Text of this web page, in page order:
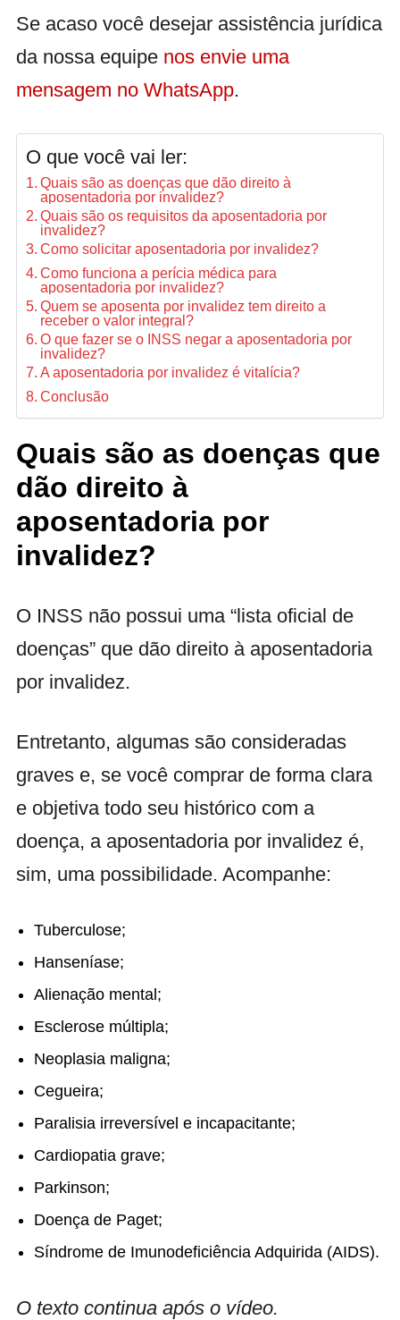
Se acaso você desejar assistência jurídica
da nossa equipe nos envie uma
mensagem no WhatsApp.
O que você vai ler:
Quais são as doenças que dão direito à
aposentadoria por invalidez?
Quais são os requisitos da aposentadoria por
invalidez?
Como solicitar aposentadoria por invalidez?
Como funciona a perícia médica para
aposentadoria por invalidez?
Quem se aposenta por invalidez tem direito a
receber o valor integral?
O que fazer se o INSS negar a aposentadoria por
invalidez?
A aposentadoria por invalidez é vitalícia?
Conclusão
Quais são as doenças que
dão direito à
aposentadoria por
invalidez?
O INSS não possui uma “lista oficial de
doenças” que dão direito à aposentadoria
por invalidez.
Entretanto, algumas são consideradas
graves e, se você comprar de forma clara
e objetiva todo seu histórico com a
doença, a aposentadoria por invalidez é,
sim, uma possibilidade. Acompanhe:
Tuberculose;
Hanseníase;
Alienação mental;
Esclerose múltipla;
Neoplasia maligna;
Cegueira;
Paralisia irreversível e incapacitante;
Cardiopatia grave;
Parkinson;
Doença de Paget;
Síndrome de Imunodeficiência Adquirida (AIDS).
O texto continua após o vídeo.